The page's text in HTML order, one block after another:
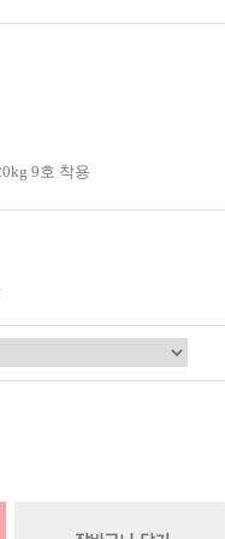
9호 착용